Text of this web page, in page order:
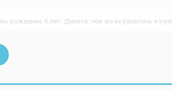
рождения, 6 лет. Думала, чем же их развлечь и
собиралась хорошая! Сначала прочитала
готовые скупить все из рекламы, не
на старший возраст и на компанию
остались просто в восторге! Они хохотали
особо брезгливых, в комплекте губка,